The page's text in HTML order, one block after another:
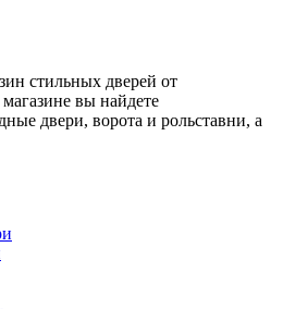
стильных дверей от
вы найдете
двери, ворота и рольставни, а